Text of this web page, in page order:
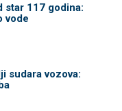
star 117 godina:
vode
sudara vozova: